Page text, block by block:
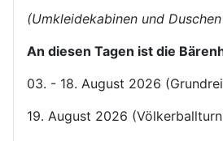
(Umkleidekabinen und
An diesen Tagen ist die
03. - 18. August 2026
19. August 2026